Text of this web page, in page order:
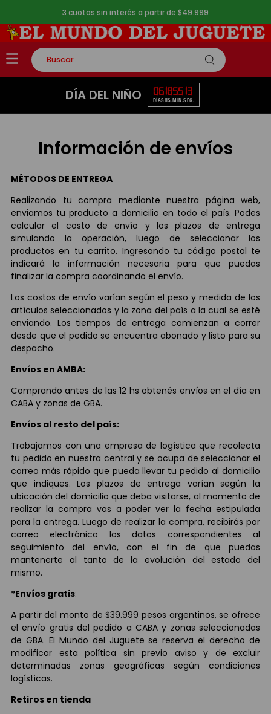
3 cuotas sin interés a partir de $49.999
Buscar
TÉRMINOS MÁS BUSCADOS
peluche
DÍA DEL NIÑO 06
DÍAS
18
HS.
55
MIN.
13
SEG.
Información de envíos
MÉTODOS DE ENTREGA
Realizando tu compra mediante nuestra página web,
enviamos tu producto a domicilio en todo el país. Podes
calcular el costo de envío y los plazos de entrega
simulando la operación, luego de seleccionar los
productos en tu carrito. Ingresando tu código postal te
indicará la información necesaria para que puedas
finalizar la compra coordinando el envío.
Los costos de envío varían según el peso y medida de los
artículos seleccionados y la zona del país a la cual se esté
enviando. Los tiempos de entrega comienzan a correr
desde que el pedido se encuentra abonado y listo para su
despacho.
Envíos en AMBA:
Comprando antes de las 12 hs obtenés envíos en el día en
CABA y zonas de GBA.
Envíos al resto del país:
Trabajamos con una empresa de logística que recolecta
tu pedido en nuestra central y se ocupa de seleccionar el
correo más rápido que pueda llevar tu pedido al domicilio
que indiques. Los plazos de entrega varían según la
ubicación del domicilio que deba visitarse, al momento de
realizar la compra vas a poder ver la fecha estipulada
para la entrega. Luego de realizar la compra, recibirás por
correo electrónico los datos correspondientes al
seguimiento del envío, con el fin de que puedas
mantenerte al tanto de la evolución del estado del
mismo.
*Envíos gratis:
A partir del monto de $39.999 pesos argentinos, se ofrece
el envío gratis del pedido a CABA y zonas seleccionadas
de GBA. El Mundo del Juguete se reserva el derecho de
modificar esta política sin previo aviso y de excluir
determinadas zonas geográficas según condiciones
logísticas.
Retiros en tienda